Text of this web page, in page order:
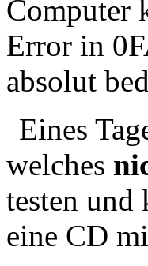
Computer
Error in
absolut
Eines
welches
testen und
eine CD